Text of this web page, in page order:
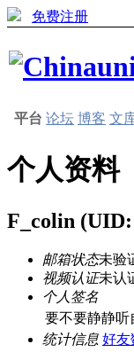
免费注册
平台 论坛 博客 文
个人资料
F_colin (UID:
邮箱状态未验
视频认证未认
个人签名
要不要静静听
统计信息 好友